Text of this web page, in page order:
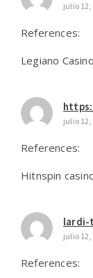
julio 12,
References:
Legiano
julio 12,
References:
Hitnspin
lardi-
julio 12,
References: